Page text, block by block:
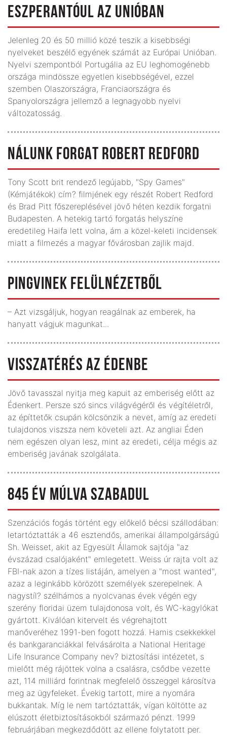
ESZPERANTÓUL AZ UNIÓBAN
Jelenleg 20 és 50 millió közé teszik a kisebbségi
nyelveket beszélő egyének számát az Európai Unióban.
Nyelvi szempontból Portugália az EU leghomogénebb
országa mindössze egyetlen kisebbségével, ezzel
szemben Olaszországra, Franciaországra és
Spanyolországra jellemző a legnagyobb nyelvi
változatosság.
NÁLUNK FORGAT ROBERT REDFORD
Tony Scott brit rendező legújabb, "Spy Games"
(Kémjátékok) cím? filmjének egy részét Robert Redford
és Brad Pitt főszereplésével jövő héten kezdik forgatni
Budapesten. A hetekig tartó forgatás helyszíne
eredetileg Haifa lett volna, ám a közel-keleti incidensek
miatt a filmezés a magyar fővárosban zajlik majd.
PINGVINEK FELÜLNÉZETBŐL
– Azt vizsgáljuk, hogyan reagálnak az emberek, ha
hanyatt vágjuk magunkat...
VISSZATÉRÉS AZ ÉDENBE
Jövő tavasszal nyitja meg kapuit az emberiség előtt az
Édenkert. Persze szó sincs világvégéről és végítéletről,
az építtetők csupán kölcsönzik a nevet, amíg az eredeti
tulajdonos viszsza nem követeli azt. Az angliai Éden
nem egészen olyan lesz, mint az eredeti, célja mégis az
emberiség javának szolgálata.
845 ÉV MÚLVA SZABADUL
Szenzációs fogás történt egy előkelő bécsi szállodában:
letartóztatták a 46 esztendős, amerikai állampolgárságú
Sh. Weisset, akit az Egyesült Államok sajtója "az
évszázad csalójaként" emlegetett. Weiss úr rajta volt az
FBI-nak azon a tízes listáján, amelyen a "most wanted",
azaz a leginkább körözött személyek szerepelnek. A
nagystíl? szélhámos a nyolcvanas évek végén egy
szerény floridai üzem tulajdonosa volt, és WC-kagylókat
gyártott. Kiválóan kitervelt és végrehajtott
manőveréhez 1991-ben fogott hozzá. Hamis csekkekkel
és bankgaranciákkal felvásárolta a National Heritage
Life Insurance Company nev? biztosítási intézetet, s
mielőtt még rájöttek volna a csalásra, csődbe vezette
azt, 114 milliárd forintnak megfelelő összeggel károsítva
meg az ügyfeleket. Évekig tartott, mire a nyomára
bukkantak. Míg le nem tartóztatták, vígan költötte az
elúszott életbiztosításokból származó pénzt. 1999
februárjában megkezdődött az ellene folytatott per.